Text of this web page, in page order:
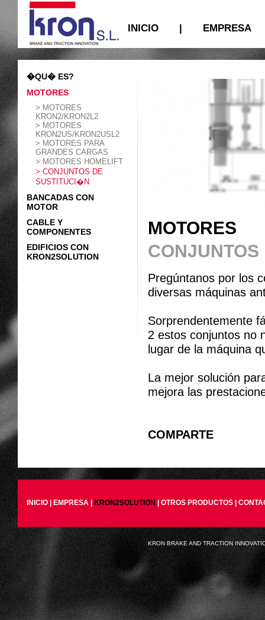
INICIO| EMPRESA
�QU� ES?
MOTORES
> MOTORES
KRON2/KRON2L2
> MOTORES
KRON2US/KRON2USL2
> MOTORES PARA
GRANDES CARGAS
> MOTORES HOMELIFT
> CONJUNTOS DE
SUSTITUCI�N
BANCADAS CON
MOTOR
CABLE Y
COMPONENTES
EDIFICIOS CON
KRON2SOLUTION
MOTORES
Pregúntanos por los
diversas máquinas
Sorprendentemente
2 estos conjuntos no
lugar de la máquina
La mejor solución
mejora las
COMPARTE
INICIO EMPRESA KRON2SOLUTION OTROS PRODUCTOS
KRON BRAKE AND TRACTION